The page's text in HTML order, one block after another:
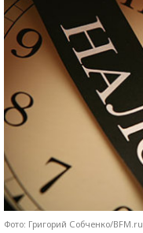
Фото: Григорий Собченко/BFM.ru